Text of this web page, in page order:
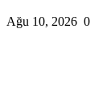
Ağu 10, 2026 0